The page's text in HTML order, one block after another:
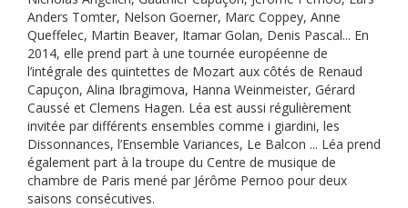
Anders Tomter, Nelson Goerner, Marc Coppey, Anne
Queffelec, Martin Beaver, Itamar Golan, Denis Pascal... En
2014, elle prend part à une tournée européenne de
l’intégrale des quintettes de Mozart aux côtés de Renaud
Capuçon, Alina Ibragimova, Hanna Weinmeister, Gérard
Caussé et Clemens Hagen. Léa est aussi régulièrement
invitée par différents ensembles comme i giardini, les
Dissonnances, l’Ensemble Variances, Le Balcon ... Léa prend
également part à la troupe du Centre de musique de
chambre de Paris mené par Jérôme Pernoo pour deux
saisons consécutives.